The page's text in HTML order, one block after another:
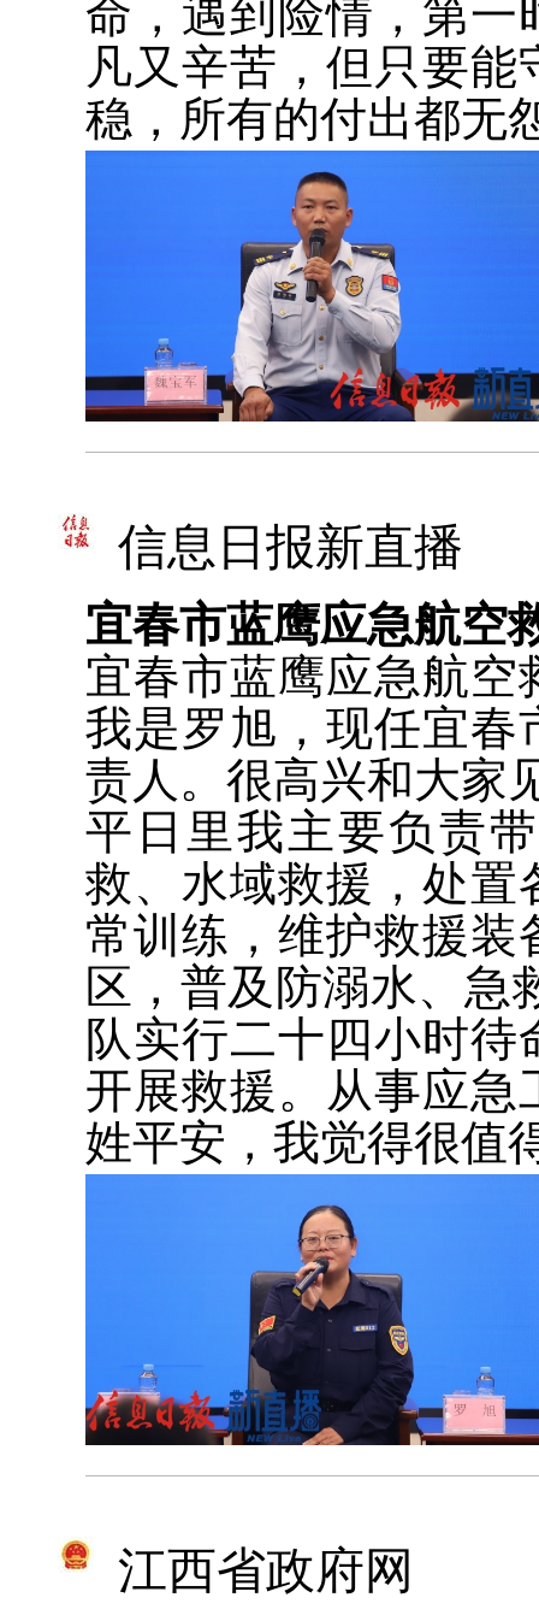
命，遇到险情，第一
凡又辛苦，但只要
稳，所有的付出都无
信息日报新直播
宜春市蓝鹰应急航空
宜春市蓝鹰应急航空
我是罗旭，现任宜春
责人。很高兴和大家
平日里我主要负责
救、水域救援，处置
常训练，维护救援装
区，普及防溺水、急
队实行二十四小时
开展救援。从事应急
姓平安，我觉得很值
江西省政府网